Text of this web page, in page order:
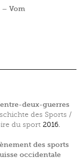
– Vom
deux-guerres
des Sports /
du sport 2016.
des sports
occidentale